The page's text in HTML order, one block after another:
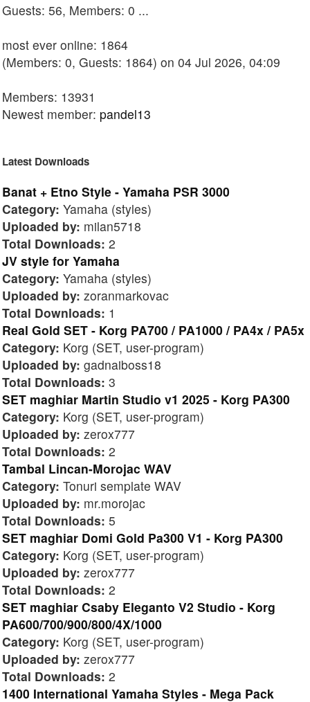
Guests: 56, Members: 0 ...
most ever online: 1864
(Members: 0, Guests: 1864) on 04 Jul 2026, 04:09
Members: 13931
Newest member: pandel13
Latest Downloads
Banat + Etno Style - Yamaha PSR 3000
Category: Yamaha (styles)
Uploaded by: milan5718
Total Downloads: 2
JV style for Yamaha
Category: Yamaha (styles)
Uploaded by: zoranmarkovac
Total Downloads: 1
Real Gold SET - Korg PA700 / PA1000 / PA4x / PA5x
Category: Korg (SET, user-program)
Uploaded by: gadnaiboss18
Total Downloads: 3
SET maghiar Martin Studio v1 2025 - Korg PA300
Category: Korg (SET, user-program)
Uploaded by: zerox777
Total Downloads: 2
Tambal Lincan-Morojac WAV
Category: Tonuri semplate WAV
Uploaded by: mr.morojac
Total Downloads: 5
SET maghiar Domi Gold Pa300 V1 - Korg PA300
Category: Korg (SET, user-program)
Uploaded by: zerox777
Total Downloads: 2
SET maghiar Csaby Eleganto V2 Studio - Korg
PA600/700/900/800/4X/1000
Category: Korg (SET, user-program)
Uploaded by: zerox777
Total Downloads: 2
1400 International Yamaha Styles - Mega Pack